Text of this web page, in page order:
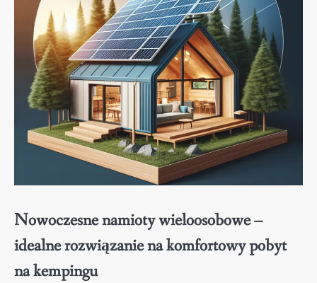
Nowoczesne namioty wieloosobowe –
idealne rozwiązanie na komfortowy pobyt
na kempingu